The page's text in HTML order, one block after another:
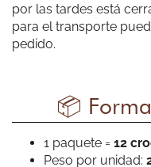
Estoy encantadisima
óptimas condiciones, el
por las tardes está
para el transporte
pedido.
📦
1 paquete = 12
Peso por unidad: